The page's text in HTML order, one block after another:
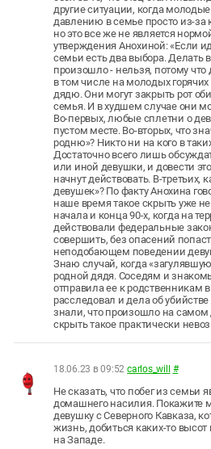
другие ситуации, когда
давлению в семье просто из-за
но это все же не является
утверждения Анохиной: «Если
семьи есть два выбора. Делать
произошло - нельзя, потому
в том числе на молодых
дядю. Они могут закрыть рот
семья. И в худшем случае они
Во-первых, любые сплетни о
пустом месте. Во-вторых, что
родню»? Никто ни на кого в
Достаточно всего лишь
или иной девушки, и довести
начнут действовать. В-третьих,
девушек»? По факту Анохина
наше время такое скрыть уже
начала и конца 90-х, когда на
действовали федеральные
совершить, без опасений
неподобающем поведении
Знаю случай, когда
родной дядя. Соседям и
отправила ее к родственникам
расследовал и дела об
знали, что произошло на самом
скрыть такое практически
18.06.23 в 09:52 carlos_will #
Не сказать, что побег из семьи
домашнего насилия. Покажите
девушку с Северного Кавказа,
жизнь, добиться каких-то
на Западе.